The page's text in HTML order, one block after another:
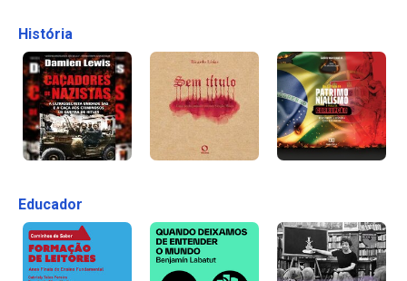
História
Educador